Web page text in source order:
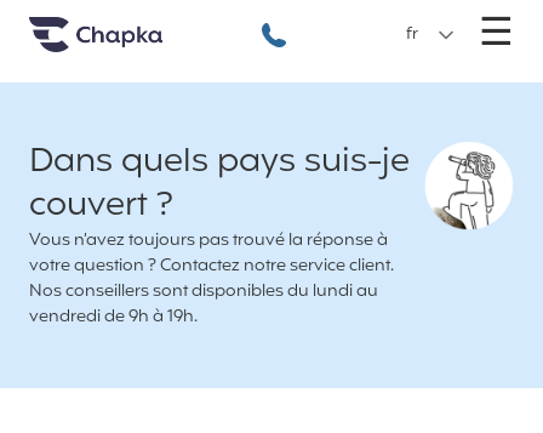
Chapka Assurances Voyages
+33 1 74 85 50 50
fr ☰
Dans quels pays suis-je
couvert ?
Vous n’avez toujours pas trouvé la réponse à
votre question ? Contactez notre service client.
Nos conseillers sont disponibles du lundi au
vendredi de 9h à 19h.